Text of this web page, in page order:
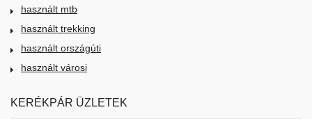
használt mtb
használt trekking
használt országúti
használt városi
KERÉKPÁR ÜZLETEK